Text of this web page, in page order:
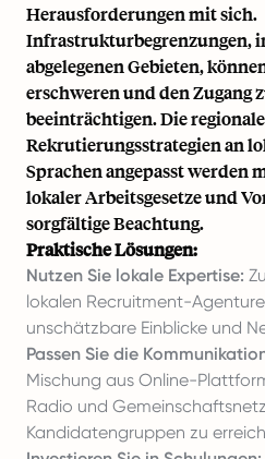
Herausforderungen mit sich.
Infrastrukturbegrenzungen,
abgelegenen Gebieten,
erschweren und den Zugang
beeinträchtigen. Die
Rekrutierungsstrategien an
Sprachen angepasst werden
lokaler Arbeitsgesetze und
sorgfältige Beachtung.
Praktische Lösungen:
Nutzen Sie lokale Expertise:
lokalen Recruitment-
unschätzbare Einblicke und
Passen Sie die
Mischung aus Online-
Radio und
Kandidatengruppen zu